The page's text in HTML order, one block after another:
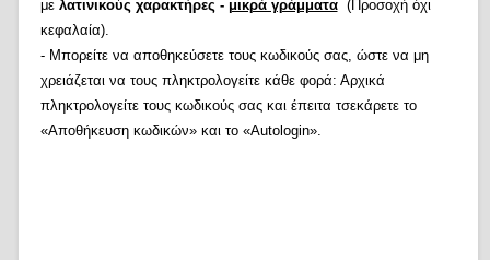
με λατινικούς χαρακτήρες - μικρά γράμματα(Προσοχή όχι
κεφαλαία).
- Μπορείτε να αποθηκεύσετε τους κωδικούς σας, ώστε να μη
χρειάζεται να τους πληκτρολογείτε κάθε φορά: Αρχικά
πληκτρολογείτε τους κωδικούς σας και έπειτα τσεκάρετε το
«Αποθήκευση κωδικών» και το «Autologin».